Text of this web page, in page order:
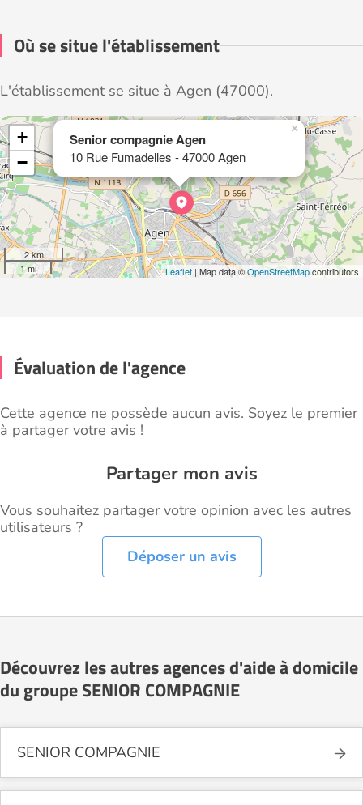
Où se situe l'établissement
L'établissement se situe à Agen (47000).
Senior compagnie Agen
10 Rue Fumadelles - 47000 Agen
×
+
−
2 km
1 mi
Leaflet | Map data ©OpenStreetMapcontributors
Évaluation de l'agence
Cette agence ne possède aucun avis. Soyez le premier
à partager votre avis !
Partager mon avis
Vous souhaitez partager votre opinion avec les autres
utilisateurs ?
Déposer un avis
Découvrez les autres agences d'aide à domicile
du groupe SENIOR COMPAGNIE
SENIOR COMPAGNIE